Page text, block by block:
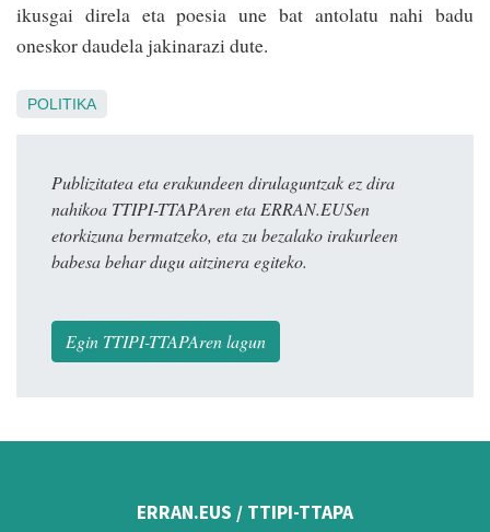
ikusgai direla eta poesia une bat antolatu nahi badu
oneskor daudela jakinarazi dute.
POLITIKA
Publizitatea eta erakundeen dirulaguntzak ez dira
nahikoa TTIPI-TTAPAren eta ERRAN.EUSen
etorkizuna bermatzeko, eta zu bezalako irakurleen
babesa behar dugu aitzinera egiteko.
Egin TTIPI-TTAPAren lagun
ERRAN.EUS / TTIPI-TTAPA